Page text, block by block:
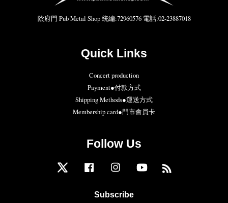
陰府門 Pub Metal Shop 統編:72960576 電話:02-23887018
Quick Links
Concert production
Payment●付款方式
Shipping Methods●運送方式
Membership card●門市會員卡
Follow Us
Twitter Facebook Instagram YouTube
Subscribe